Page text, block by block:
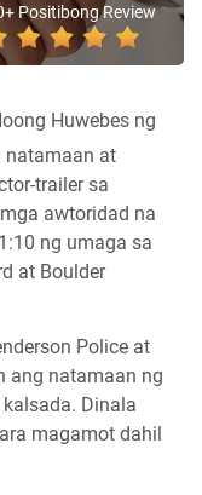
Positibong Review
Huwebes ng
natamaan at
trailer sa
awtoridad na
ng umaga sa
at Boulder
Police at
ang natamaan ng
Dinala
magamot dahil